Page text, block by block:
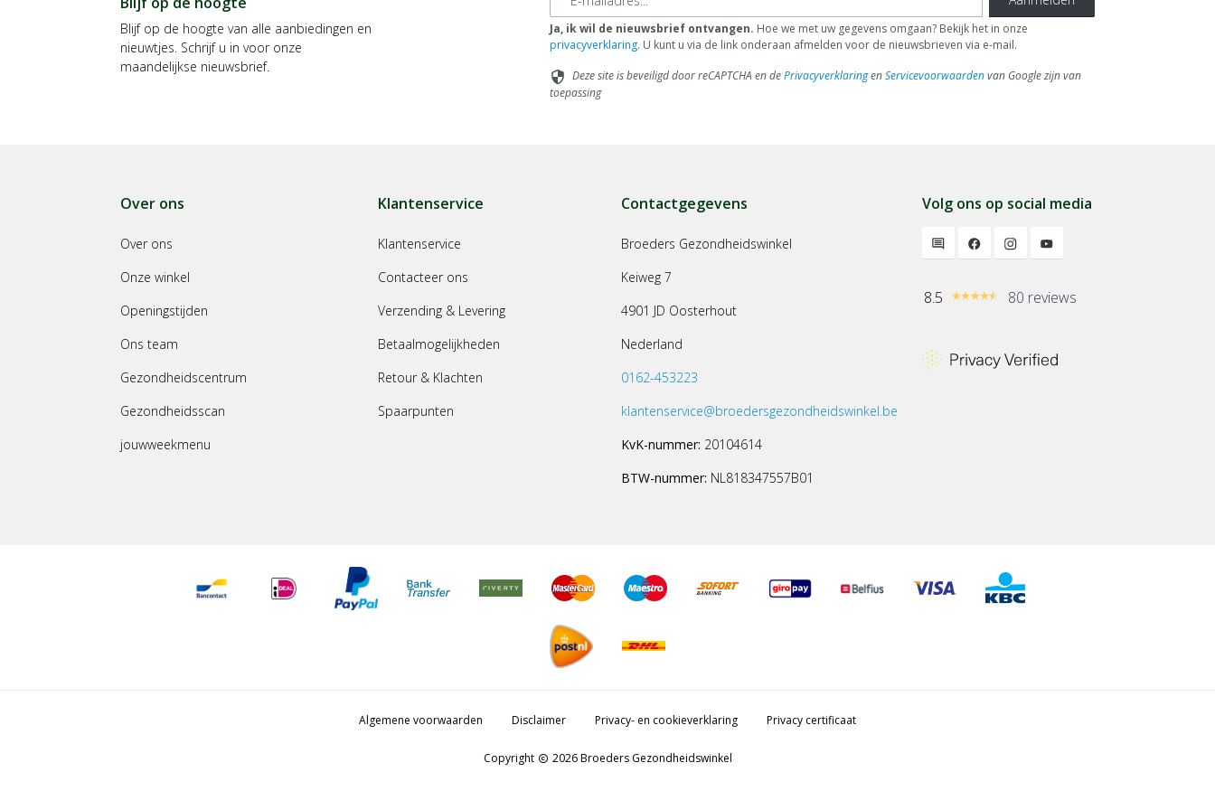
Blijf op de hoogte van alle aanbiedingen en
nieuwtjes. Schrijf u in voor onze
maandelijkse nieuwsbrief.
Ja, ik wil de nieuwsbrief ontvangen. Hoe we met uw gegevens omgaan? Bekijk het in onze
privacyverklaring. U kunt u via de link onderaan afmelden voor de nieuwsbrieven via e-mail.
security Deze site is beveiligd door reCAPTCHA en dePrivacyverklaringenServicevoorwaardenvan Google zijn van
toepassing
Over ons
Over ons
Onze winkel
Openingstijden
Ons team
Gezondheidscentrum
Gezondheidsscan
jouwweekmenu
Klantenservice
Klantenservice
Contacteer ons
Verzending & Levering
Betaalmogelijkheden
Retour & Klachten
Spaarpunten
Contactgegevens
Broeders Gezondheidswinkel
Keiweg 7
4901 JD Oosterhout
Nederland
0162-453223
klantenservice@broedersgezondheidswinkel.be
KvK-nummer: 20104614
BTW-nummer: NL818347557B01
Volg ons op social media
8.5 80 reviews
Algemene voorwaarden Disclaimer Privacy- en cookieverklaring Privacy certificaat
Copyright copyright 2026 Broeders Gezondheidswinkel